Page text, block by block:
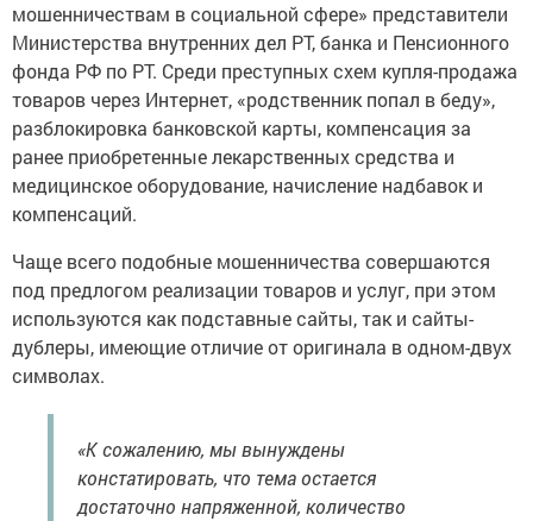
мошенничествам в социальной сфере» представители
Министерства внутренних дел РТ, банка и Пенсионного
фонда РФ по РТ. Среди преступных схем купля-продажа
товаров через Интернет, «родственник попал в беду»,
разблокировка банковской карты, компенсация за
ранее приобретенные лекарственных средства и
медицинское оборудование, начисление надбавок и
компенсаций.
Чаще всего подобные мошенничества совершаются
под предлогом реализации товаров и услуг, при этом
используются как подставные сайты, так и сайты-
дублеры, имеющие отличие от оригинала в одном-двух
символах.
«К сожалению, мы вынуждены
констатировать, что тема остается
достаточно напряженной, количество